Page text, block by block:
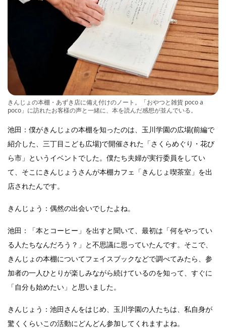
きんじょの本棚・あずき店に備え付けのノート。「おやつと雑貨 poco a
poco」に訪れたお客様の声と一緒に、本を読んだ感想が並んでいる。
池田：僕がきんじょの本棚を知ったのは、玉川学園の広場(前編で
紹介した、三丁目こども広場)で開催された「さくらめぐり・花び
ら市」というイベントでした。僕たち夫婦が実行委員をしてい
て、そこにきんじょうさんが本棚カフェ「きんじょ喫茶室」を出
店されたんです。
きんじょう：偶然の出会いでしたよね。
池田：「本とコーヒー」を出すと聞いて、最初は「何をやってい
る人たちなんだろう？」と不思議に思っていたんです。そこで、
きんじょの本棚についてフェイスブックなどで調べてみたら、参
加者の一人ひとりが楽しみながら続けているのを知って、すぐに
「自分も始めたい」と思いました。
きんじょう：池田さんをはじめ、玉川学園の人たちは、私自身が
驚くくらいこの活動にどんどん参加してくれますよね。